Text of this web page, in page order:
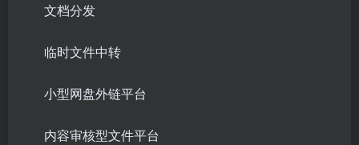
文档分发
临时文件中转
小型网盘外链平台
内容审核型文件平台